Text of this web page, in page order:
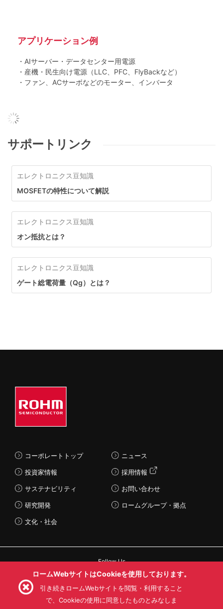
アプリケーション例
・AIサーバー・データセンター用電源
・産機・民生向け電源（LLC、PFC、FlyBackなど）
・ファン、ACサーボなどのモーター、インバータ
サポートリンク
エレクトロニクス豆知識
MOSFETの特性について解説
エレクトロニクス豆知識
オン抵抗とは？
エレクトロニクス豆知識
ゲート総電荷量（Qg）とは？
コーポレートトップ
投資家情報
サステナビリティ
研究開発
文化・社会
ニュース
採用情報
お問い合わせ
ロームグループ・拠点
Follow Us
ロームWebサイトはCookieを使用しております。
引き続きロームWebサイトを閲覧・利用すること
で、Cookieの使用に同意したものとみなしま